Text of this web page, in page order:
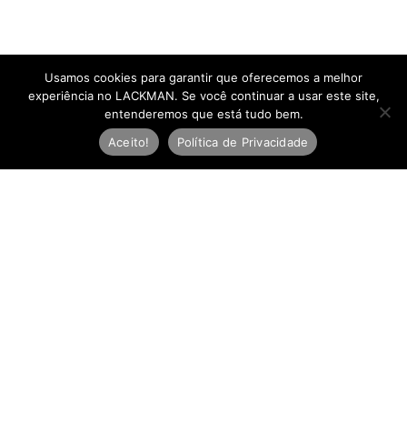
Usamos cookies para garantir que oferecemos a melhor
experiência no LACKMAN. Se você continuar a usar este site,
entenderemos que está tudo bem.
Aceito!
Política de Privacidade